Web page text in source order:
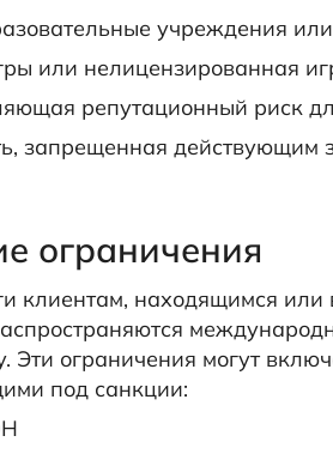
учреждения
или нелицензированная
репутационный риск
запрещенная действующим
ограничения
клиентам, находящимся или
Эти ограничения могут
под санкции: